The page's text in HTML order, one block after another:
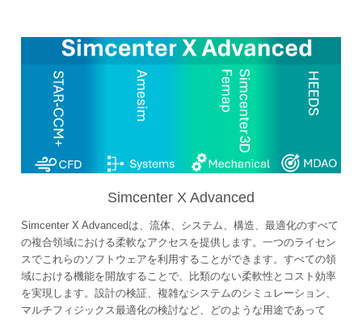
Simcenter X Advanced
Simcenter X Advancedは、流体、システム、構造、最適化のすべて
の複合領域における柔軟なアクセスを提供します。一つのライセン
スでこれらのソフトウェアを利用することができます。すべての領
域における機能を開放することで、比類のない柔軟性とコスト効率
を実現します。設計の検証、複雑なシステムのシミュレーション、
マルチフィジックス最適化の検討など、どのような用途であって